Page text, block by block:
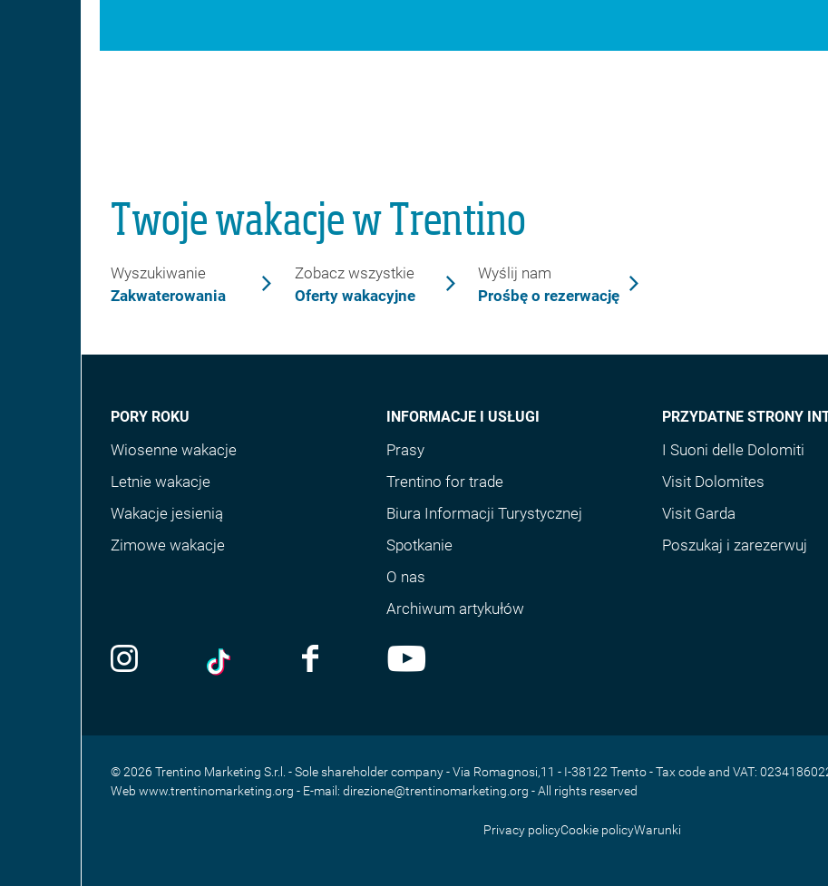
Twoje wakacje w Trentino
Wyszukiwanie
Zakwaterowania
Zobacz wszystkie
Oferty wakacyjne
Wyślij nam
Prośbę o rezerwację
PORY ROKU
Wiosenne wakacje
Letnie wakacje
Wakacje jesienią
Zimowe wakacje
INFORMACJE I USŁUGI
Prasy
Trentino for trade
Biura Informacji Turystycznej
Spotkanie
O nas
Archiwum artykułów
PRZYDATNE STRONY
I Suoni delle Dolomiti
Visit Dolomites
Visit Garda
Poszukaj i zarezerwuj
© 2026 Trentino Marketing S.r.l. - Sole shareholder company - Via Romagnosi,11 - I-38122 Trento - Tax code and VAT:
Web www.trentinomarketing.org - E-mail: direzione@trentinomarketing.org - All rights reserved
Privacy policyCookie policyWarunki